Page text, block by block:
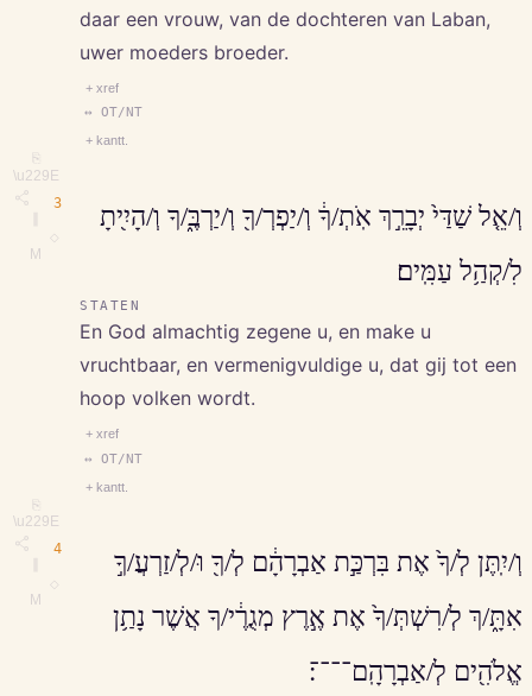
⎘
\u229E
M
daar een vrouw, van de dochteren van Laban,
uwer moeders broeder.
+ xref
↔ OT/NT
+ kantt.
3
⎘
\u229E
M
וְ/אֵ֤ל שַׁדַּי֙ יְבָרֵ֣ךְ אֹֽתְ/ךָ֔ וְ/יַפְרְ/ךָ֖ וְ/יַרְבֶּ֑/ךָ וְ/הָיִ֖יתָ
לִ/קְהַ֥ל עַמִּֽים׃
STATEN
En God almachtig zegene u, en make u
vruchtbaar, en vermenigvuldige u, dat gij tot een
hoop volken wordt.
+ xref
↔ OT/NT
+ kantt.
4
וְ/יִֽתֶּן לְ/ךָ֙ אֶת בִּרְכַּ֣ת אַבְרָהָ֔ם לְ/ךָ֖ וּ/לְ/זַרְעֲ/ךָ֣
אִתָּ֑/ךְ לְ/רִשְׁתְּ/ךָ֙ אֶת אֶ֣רֶץ מְגֻרֶ֔י/ךָ אֲשֶׁר נָתַ֥ן
אֱלֹהִ֖ים לְ/אַבְרָהָֽם־־־־׃